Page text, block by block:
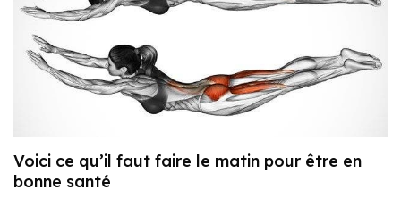
Voici ce qu’il faut faire le matin pour être en
bonne santé